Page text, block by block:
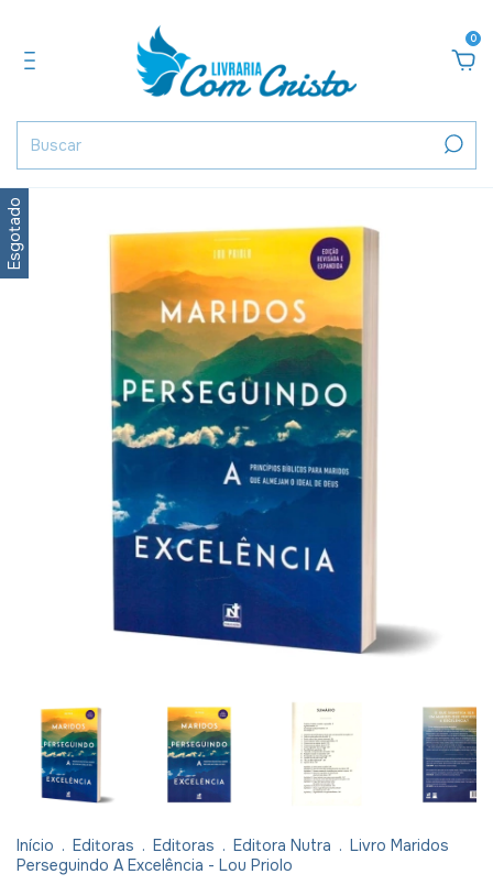
0
Esgotado
Início . Editoras . Editoras . Editora Nutra . Livro Maridos
Perseguindo A Excelência - Lou Priolo